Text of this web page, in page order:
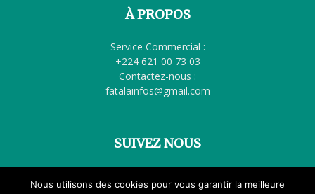
À PROPOS
Service Commercial :
+224 621 00 73 03
Contactez-nous :
fatalainfos@gmail.com
SUIVEZ NOUS
Nous utilisons des cookies pour vous garantir la meilleure